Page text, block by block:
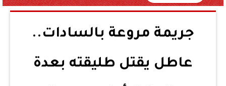
جريمة مروعة بالسادات..
عاطل يقتل طليقته بعدة